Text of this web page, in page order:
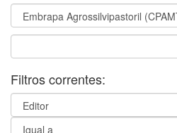
Filtros correntes: